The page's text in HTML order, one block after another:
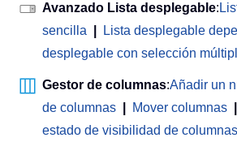
Avanzado Lista desplegable:
sencilla
Lista desplegable
desplegable con selección
Gestor de columnas:Añadir un
de columnas
Mover columnas
estado de visibilidad de